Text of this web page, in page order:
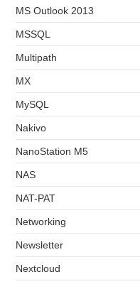
MS Outlook 2013
MSSQL
Multipath
MX
MySQL
Nakivo
NanoStation M5
NAS
NAT-PAT
Networking
Newsletter
Nextcloud